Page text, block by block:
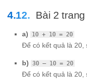
Bài 2
a) 10 + 10 = 20
Để có kết quả là 20,
b) 30 – 10 = 20
Để có kết quả là 20,